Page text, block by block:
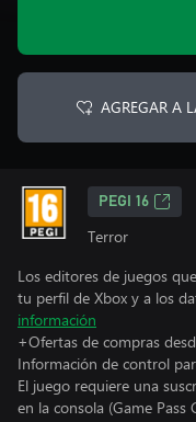
AGREGAR A
PEGI 16
Terror
Los editores de juegos
tu perfil de Xbox y a los
información
+Ofertas de compras
Información de control
El juego requiere una
en la consola (Game